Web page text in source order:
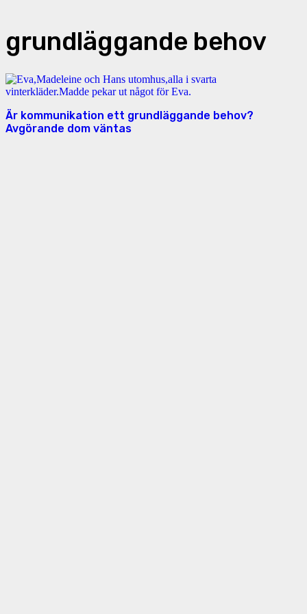
grundläggande behov
Är kommunikation ett grundläggande behov?
Avgörande dom väntas